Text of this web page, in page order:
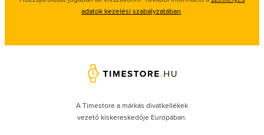
adatok kezelési szabályzatában.
A Timestore a márkás divatkellékek
vezető kiskereskedője Európában.